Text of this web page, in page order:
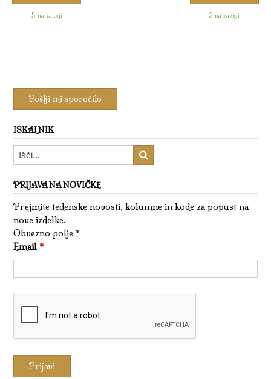
5 na zalogi 3 na zalogi
ISKALNIK
PRIJAVA NA NOVIČKE
Prejmite tedenske novosti, kolumne in kode za popust na
nove izdelke.
Obvezno polje *
Email *